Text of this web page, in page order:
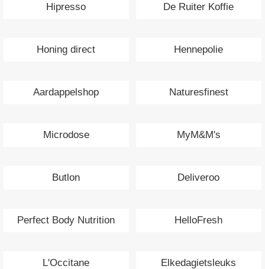
Hipresso De Ruiter Koffie
Honing direct Hennepolie
Aardappelshop Naturesfinest
Microdose MyM&M's
Butlon Deliveroo
Perfect Body Nutrition HelloFresh
L'Occitane Elkedagietsleuks